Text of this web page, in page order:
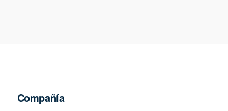
Compañía